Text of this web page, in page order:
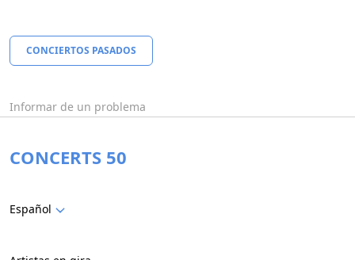
CONCIERTOS PASADOS
Informar de un problema
CONCERTS 50
Español